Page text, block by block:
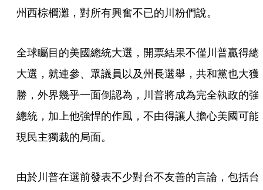
州西棕櫚灘，對所有興奮不已的川粉們說。
全球矚目的美國總統大選，開票結果不僅川普贏得總
大選，就連參、眾議員以及州長選舉，共和黨也大獲
勝，外界幾乎一面倒認為，川普將成為完全執政的強
總統，加上他強悍的作風，不由得讓人擔心美國可能
現民主獨裁的局面。
由於川普在選前發表不少對台不友善的言論，包括台